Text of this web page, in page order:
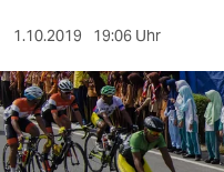
sport
berlin
1.10.2019 19:06 Uhr